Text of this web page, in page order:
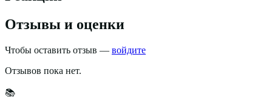
Отзывы и оценки
Чтобы оставить отзыв — войдите
Отзывов пока нет.
📚